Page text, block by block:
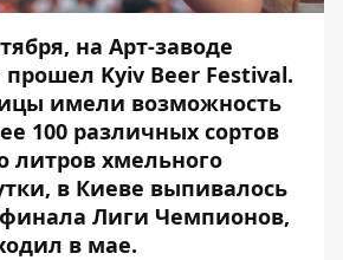
на Арт-заводе
Kyiv Beer Festival.
имели возможность
100 различных сортов
литров хмельного
в Киеве выпивалось
Лиги Чемпионов,
в мае.